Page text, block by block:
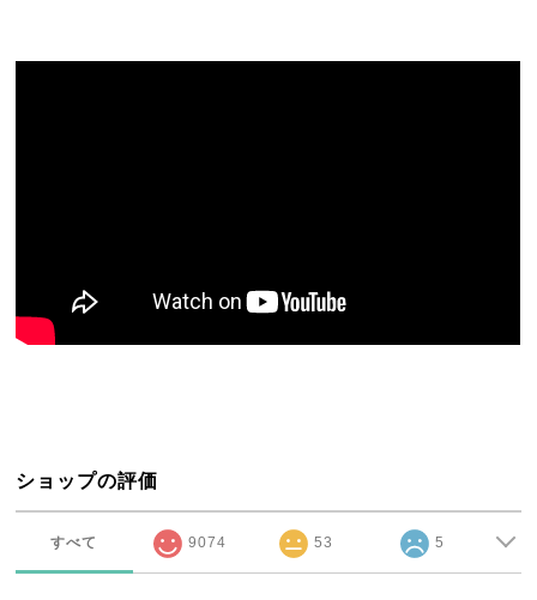
ショップの評価
すべて 9074 53 5